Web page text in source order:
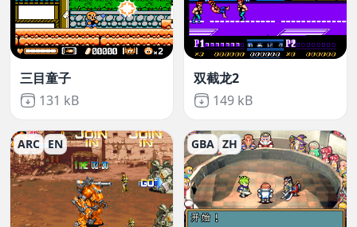
三目童子
Not downloaded
131 kB
双截龙2
Not downloaded
149 kB
ARC EN GBA ZH